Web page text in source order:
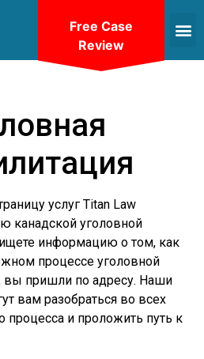
услуг Titan Law
канадской уголовной
информацию о том, как
процессе уголовной
вы пришли по адресу. Наши
вам разобраться во всех
процесса и проложить путь к
Free Case
Review